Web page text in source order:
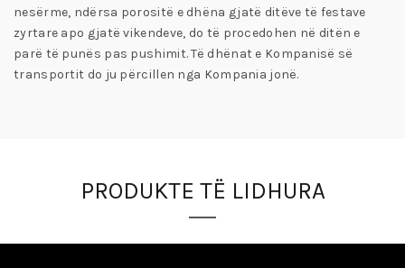
nesërme, ndërsa porositë e dhëna gjatë ditëve të festave
zyrtare apo gjatë vikendeve, do të procedohen në ditën e
parë të punës pas pushimit. Të dhënat e Kompanisë së
transportit do ju përcillen nga Kompania jonë.
PRODUKTE TË LIDHURA